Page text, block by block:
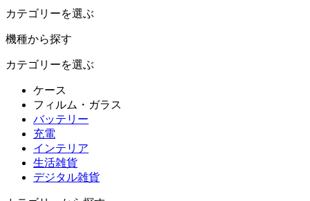
カテゴリーを選ぶ
機種から探す
カテゴリーを選ぶ
ケース
フィルム・ガラス
バッテリー
充電
インテリア
生活雑貨
デジタル雑貨